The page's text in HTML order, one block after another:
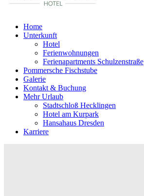
Home
Unterkunft
Hotel
Ferienwohnungen
Ferienapartments Schulzenstraße
Pommersche Fischstube
Galerie
Kontakt & Buchung
Mehr Urlaub
Stadtschloß Hecklingen
Hotel am Kurpark
Hansahaus Dresden
Karriere